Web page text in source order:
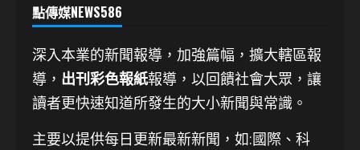
點傳媒NEWS586
深入本業的新聞報導，加強篇幅，擴大轄區報
導， 出刊彩色報紙報導，以回饋社會大眾，讓
讀者更快速知道所發生的大小新聞與常識。
主要以提供每日更新最新新聞 ，如:國際、科